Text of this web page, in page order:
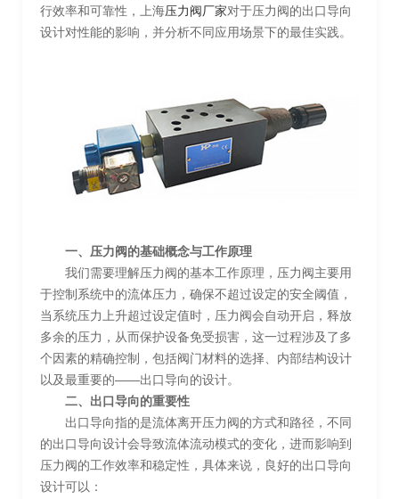
行效率和可靠性，上海压力阀厂家对于压力阀的出口导向
设计对性能的影响，并分析不同应用场景下的最佳实践。
一、压力阀的基础概念与工作原理
我们需要理解压力阀的基本工作原理，压力阀主要用
于控制系统中的流体压力，确保不超过设定的安全阈值，
当系统压力上升超过设定值时，压力阀会自动开启，释放
多余的压力，从而保护设备免受损害，这一过程涉及了多
个因素的精确控制，包括阀门材料的选择、内部结构设计
以及最重要的——出口导向的设计。
二、出口导向的重要性
出口导向指的是流体离开压力阀的方式和路径，不同
的出口导向设计会导致流体流动模式的变化，进而影响到
压力阀的工作效率和稳定性，具体来说，良好的出口导向
设计可以：